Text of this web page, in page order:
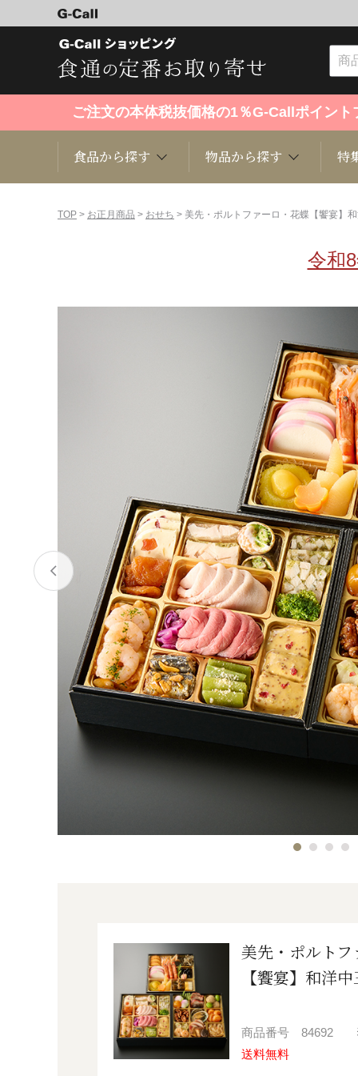
ご注文の本体税抜価格の1％G-Callポイン
食品から探す
お米
洋菓子 和菓子
珈琲/
旬の食
物品から探す
芸能・
キッチン用品 ファッ
キッズ
ペット
特
TOP > お正月商品 > おせち > 美先・ポルトファーロ・花蝶【饗宴】
令和
美先・ポルト
【饗宴】和洋
商品番号 84692
送料無料